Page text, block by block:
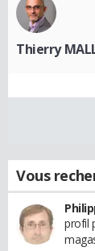
Thierry
Vous
profil